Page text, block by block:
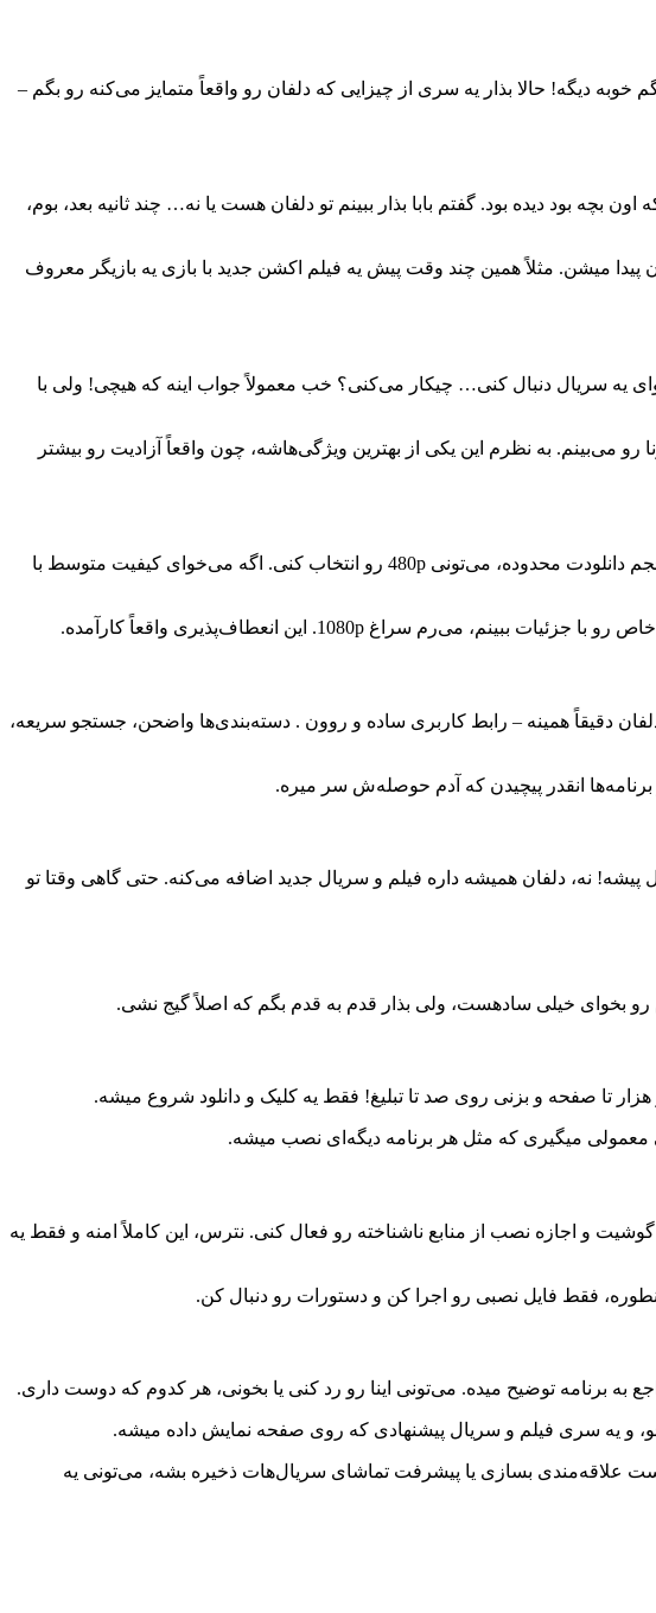
دیگه! حالا بذار یه سری از چیزایی که دلفان رو واقعاً متمایز می‌کنه رو بگم –
بود دیده بود. گفتم بابا بذار ببینم تو دلفان هست یا نه… چند ثانیه بعد، بوم،
چند روز بعد تو دلفان پیدا میشن. مثلاً همین چند وقت پیش یه فیلم اکشن جدید با بازی یه بازیگر معروف
یه سریال دنبال کنی… چیکار می‌کنی؟ خب معمولاً جواب اینه که هیچی! ولی با
می‌بینم. به نظرم این یکی از بهترین ویژگی‌هاشه، چون واقعاً آزادیت رو بیشتر
یکی از چیزایی که من خیلی ازش خوشم میاد اینه که دلفان کیفیت‌های مختلف رو ارائه می‌ده. یعنی اگه اینترنتت ضعیفه یا حجم دانلودت محدوده، می‌تونی 480p رو انتخاب کنی. اگه می‌خوای کیفیت متوسط با
دقیقاً همینه – رابط کاربری ساده و روون . دسته‌بندی‌ها واضحن، جستجو سریعه،
انقدر پیچیدن که آدم حوصله‌ش سر میره.
نه، دلفان همیشه داره فیلم و سریال جدید اضافه می‌کنه. حتی گاهی وقتا تو
رو بخوای خیلی سادهست، ولی بذار قدم به قدم بگم که اصلاً گیج نشی.
هزار تا صفحه و بزنی روی صد تا تبلیغ! فقط یه کلیک و دانلود شروع میشه.
و اجازه نصب از منابع ناشناخته رو فعال کنی. نترس، این کاملاً امنه و فقط یه
برنامه توضیح میده. می‌تونی اینا رو رد کنی یا بخونی، هر کدوم که دوست داری.
و یه سری فیلم و سریال پیشنهادی که روی صفحه نمایش داده میشه.
علاقه‌مندی بسازی یا پیشرفت تماشای سریال‌هات ذخیره بشه، می‌تونی یه